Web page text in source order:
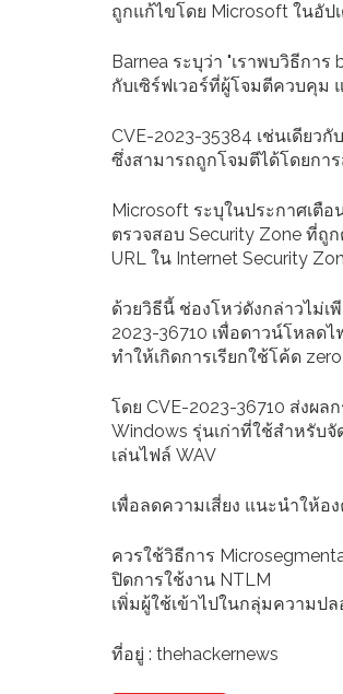
ถูกแก้ไขโดย Microsoft ในอั
Barnea ระบุว่า "เราพบวิธีกา
กับเซิร์ฟเวอร์ที่ผู้โจมตีควบคุม
CVE-2023-35384 เช่นเดียว
ซึ่งสามารถถูกโจมตีได้โดยกา
Microsoft ระบุในประกาศเตื
ตรวจสอบ Security Zone ที่ถู
URL ใน Internet Security
ด้วยวิธีนี้ ช่องโหว่ดังกล่าวไม่เ
2023-36710 เพื่อดาวน์โหลด
ทำให้เกิดการเรียกใช้โค้ด
โดย CVE-2023-36710 ส่งผล
Windows รุ่นเก่าที่ใช้สำหรับ
เล่นไฟล์ WAV
เพื่อลดความเสี่ยง แนะนำให้อ
ควรใช้วิธีการ
ปิดการใช้งาน NTLM
เพิ่มผู้ใช้เข้าไปในกลุ่มความป
ที่อยู่ : thehackernews